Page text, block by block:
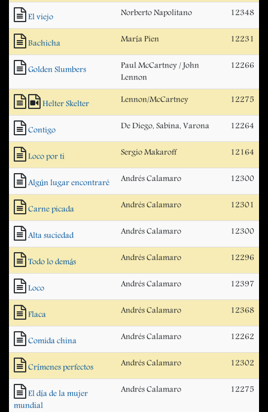
El viejo Norberto Napolitano 12348
Bachicha María Pien 12231
Golden Slumbers
Paul McCartney / John
Lennon
12266
Helter Skelter Lennon/McCartney 12275
Contigo De Diego, Sabina, Varona 12264
Loco por ti Sergio Makaroff 12164
Algún lugar encontraré Andrés Calamaro 12300
Carne picada Andrés Calamaro 12301
Alta suciedad Andrés Calamaro 12300
Todo lo demás Andrés Calamaro 12296
Loco Andrés Calamaro 12397
Flaca Andrés Calamaro 12368
Comida china Andrés Calamaro 12262
Crímenes perfectos Andrés Calamaro 12302
El día de la mujer
mundial
Andrés Calamaro 12275